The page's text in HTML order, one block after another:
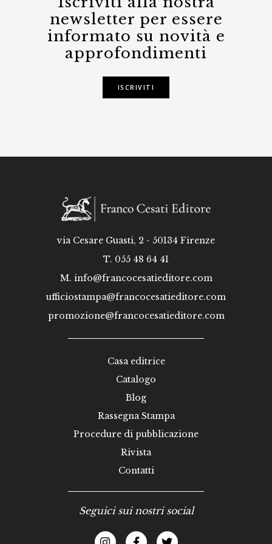
newsletter per essere
informato su novità e
approfondimenti
ISCRIVITI
via Cesare Guasti, 2 - 50134 Firenze
T. 055 48 64 41
M. info@francocesatieditore.com
ufficiostampa@francocesatieditore.com
promozione@francocesatieditore.com
Casa editrice
Catalogo
Blog
Rassegna Stampa
Procedure di pubblicazione
Rivista
Contatti
Seguici sui nostri social